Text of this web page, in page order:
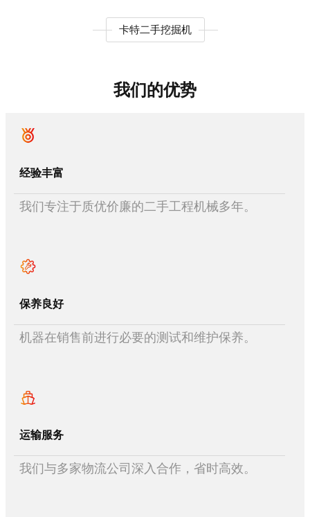
卡特二手挖掘机
我们的优势
经验丰富
我们专注于质优价廉的二手工程机械多年。
保养良好
机器在销售前进行必要的测试和维护保养。
运输服务
我们与多家物流公司深入合作，省时高效。